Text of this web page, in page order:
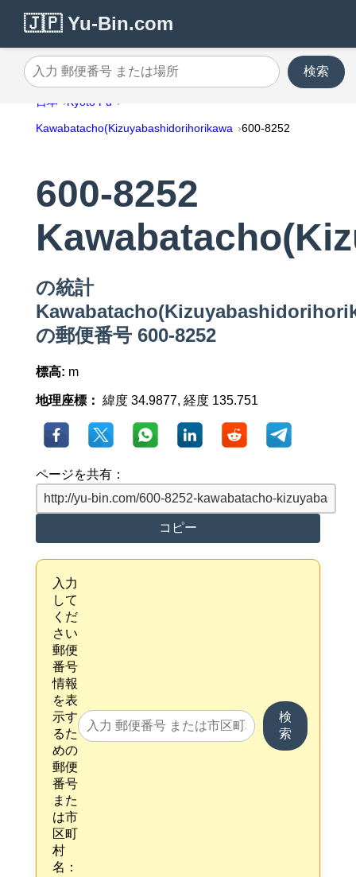
🇯🇵 Yu-Bin.com
入力 郵便番号 または場所
検索
日本 Kyoto Fu
Kawabatacho(Kizuyabashidorihorikawa 600-8252
600-8252
の統計
の郵便番号 600-8252
標高: m
地理座標： 緯度 34.9877, 経度 135.751
ページを共有：
コピー
入力
して
くだ
さい
郵便
番号
情報
を表
示す
るた
めの
郵便
番号
また
は市
区町
村
名：
検
索